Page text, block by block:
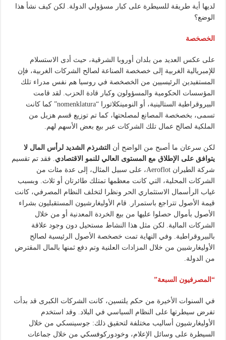
لديها أية طريقة للسيطرة على كبار مسؤولي الدولة. لكن كيف نشأ هذا
الوضع؟
الخصخصة
على عكس العديد من بلدان أوروبا الشرقية، حيث أدى الاستسلام
للإمبريالية الغربية إلى خصخصة الصناعة لصالح الشركات الغربية، فإن
المستفيدين الرئيسيين من الخصخصة في روسيا هم نفس مدراء تلك
المؤسسات الحكومية والمسؤولون وكبار قادة الحزب. لقد قامت
البيروقراطية الستالينية، أو النومينكلاتورا “nomenklatura” كما كانت
تسمى، بخصخصة المصانع لمصلحتها، كما تم توزيع قسم هزيل من
الملكية لصالح عمال تلك الشركات عبر بيع بعض الأسهم لهم.
لكن سرعان ما أصبح من الواضح أن التشرذم الشديد لرأس المال لا
يتوافق على الإطلاق مع المستوى العالي للنمو الاقتصادي . فقد تم تقسيم
شركة الطيران Aeroflot، على سبيل المثال، إلى عدة مئات من
الشركات المحلية، التي كانت معظمها تمتلك طائرتان أو ثلاث. وبسبب
غياب الرأسمال الاستثماري الحر ونظرا لتخلف النظام المصرفي، كانت
قيمة الأصول تتراجع باستمرار. قام الأوليغارشيون المستقبليون بشراء
الأصول بأموال حصلوا عليها من بيع الخردة المعدنية أو من خلال
الشركات المالية. لكن مثل هذا النشاط مستحيل دون وجود علاقة
بالبيروقراطية. وفي النهاية تمت خصخصة الأصول الرئيسية لصالح
الأوليغارشيين من خلال المزادات العلنية وتم دفع ثمنها بالمال المقترض
من الدولة.
“المصرفيون السبعة”
في السنوات الأخيرة من حكم يلتسين، كانت الشركات الكبرى قد بدأت
تفرض سيطرتها على النظام السياسي في البلاد. وقد استخدم
الأوليغارشيون أساليب مختلفة لتحقيق ذلك: جوسينسكي من خلال
السيطرة على وسائل الإعلام، وخودوركوفسكي من خلال جماعات